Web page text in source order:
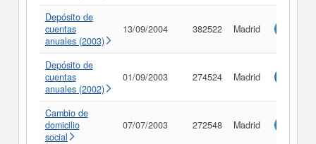
Depósito de
cuentas
anuales (2003)
13/09/2004 382522 Madrid
Depósito de
cuentas
anuales (2002)
01/09/2003 274524 Madrid
Cambio de
domicilio
social
07/07/2003 272548 Madrid